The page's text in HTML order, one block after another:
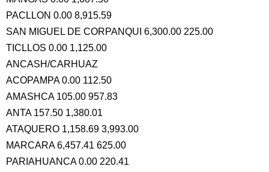
PACLLON 0.00 8,915.59
SAN MIGUEL DE CORPANQUI 6,300.00 225.00
TICLLOS 0.00 1,125.00
ANCASH/CARHUAZ
ACOPAMPA 0.00 112.50
AMASHCA 105.00 957.83
ANTA 157.50 1,380.01
ATAQUERO 1,158.69 3,993.00
MARCARA 6,457.41 625.00
PARIAHUANCA 0.00 220.41